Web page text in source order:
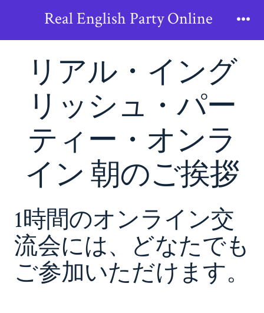
Real English Party Online
リアル・イング
リッシュ・パー
ティー・オンラ
イン 朝のご挨拶
1時間のオンライン交
流会には、どなたでも
ご参加いただけます。